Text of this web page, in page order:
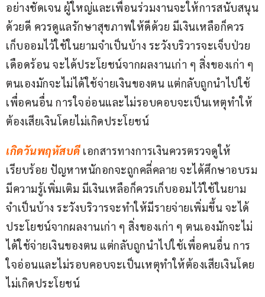
อย่างชัดเจน ผู้ใหญ่และเพื่อนร่วมงานจะให้การสนับสนุน
ด้วยดี ควรดูแลรักษาสุขภาพให้ดีด้วย มีเงินเหลือก็ควร
เก็บออมไว้ใช้ในยามจำเป็นบ้าง ระวังบริวารจะเจ็บป่วย
เดือดร้อน จะได้ประโยชน์จากผลงานเก่า ๆ สิ่งของเก่า ๆ
ตนเองมักจะไม่ได้ใช้จ่ายเงินของตน แต่กลับถูกนำไปใช้
เพื่อคนอื่น การใจอ่อนและไม่รอบคอบจะเป็นเหตุทำให้
ต้องเสียเงินโดยไม่เกิดประโยชน์
เกิดวันพฤหัสบดี เอกสารทางการเงินควรตรวจดูให้
เรียบร้อย ปัญหาหนักอกจะถูกคลี่คลาย จะได้ศึกษาอบรม
มีความรู้เพิ่มเติม มีเงินเหลือก็ควรเก็บออมไว้ใช้ในยาม
จำเป็นบ้าง ระวังบริวารจะทำให้มีรายจ่ายเพิ่มขึ้น จะได้
ประโยชน์จากผลงานเก่า ๆ สิ่งของเก่า ๆ ตนเองมักจะไม่
ได้ใช้จ่ายเงินของตน แต่กลับถูกนำไปใช้เพื่อคนอื่น การ
ใจอ่อนและไม่รอบคอบจะเป็นเหตุทำให้ต้องเสียเงินโดย
ไม่เกิดประโยชน์